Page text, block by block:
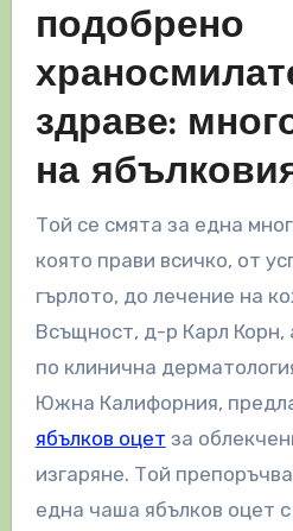
подобрено
здраве:
на
Той се смята за една
която прави всичко, от
гърлото, до лечение на
Всъщност, д-р Карл Корн,
по клинична
Южна Калифорния,
ябълков оцет за
изгаряне. Той
една чаша ябълков оцет